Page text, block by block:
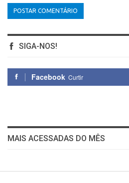
SIGA-NOS!
Facebook Curtir
MAIS ACESSADAS DO MÊS